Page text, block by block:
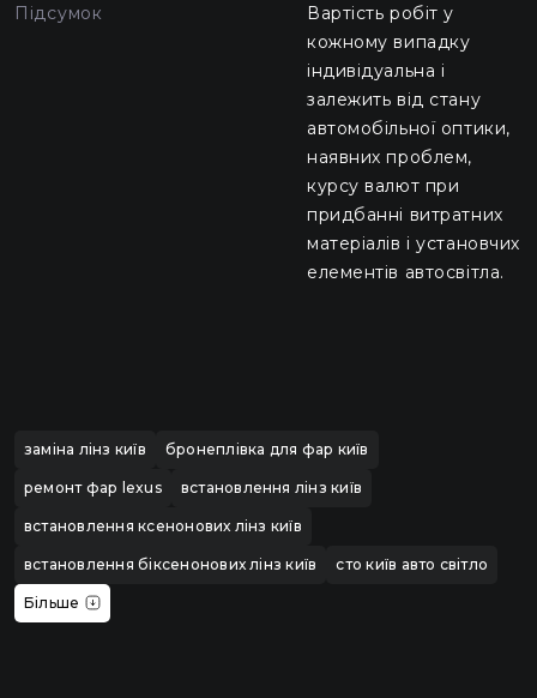
Підсумок
Вартість робіт у
кожному випадку
індивідуальна і
залежить від стану
автомобільної оптики,
наявних проблем,
курсу валют при
придбанні витратних
матеріалів і установчих
елементів автосвітла.
заміна лінз київ бронеплівка для фар київ
ремонт фар lexus встановлення лінз київ
встановлення ксенонових лінз київ
встановлення біксенонових лінз київ сто київ авто світло
Більше